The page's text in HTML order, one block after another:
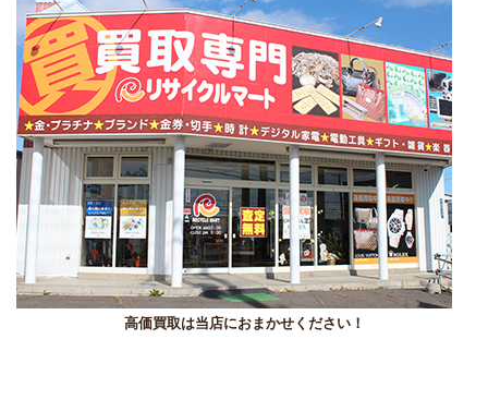
高価買取は当店におまかせください！